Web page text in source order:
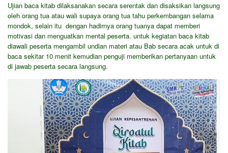
Ujian baca kitab dilaksanakan secara serentak dan disaksikan langsung
oleh orang tua atau wali supaya orang tua tahu perkembangan selama
mondok, selain itu dengan hadirnya orang tuanya dapat memberi
motivasi dan menguatkan mental peserta. untuk kegiatan baca kitab
diawali peserta mengambil undian materi atau Bab secara acak untuk di
baca sekitar 10 menit kemudian penguji memberikan pertanyaan untuk
di jawab peserta secara langsung.